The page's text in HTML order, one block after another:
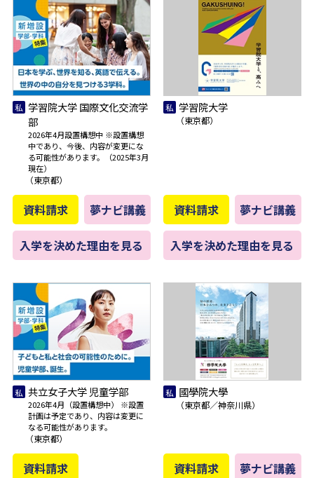
学習院大学 国際文化交流学
部
2026年4月設置構想中 ※設置構想
中であり、今後、内容が変更にな
る可能性があります。（2025年3月
現在）
（東京都）
資料請求 夢ナビ講義
入学を決めた理由を見る
学習院大学
（東京都）
資料請求 夢ナビ講義
入学を決めた理由を見る
共立女子大学 児童学部
2026年4月（設置構想中） ※設置
計画は予定であり、内容は変更に
なる可能性があります。
（東京都）
資料請求
國學院大學
（東京都／神奈川県）
資料請求 夢ナビ講義